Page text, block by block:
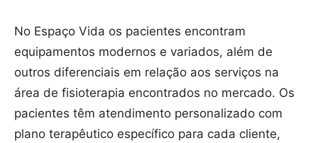
No Espaço Vida os pacientes encontram
equipamentos modernos e variados, além de
outros diferenciais em relação aos serviços na
área de fisioterapia encontrados no mercado. Os
pacientes têm atendimento personalizado com
plano terapêutico específico para cada cliente,